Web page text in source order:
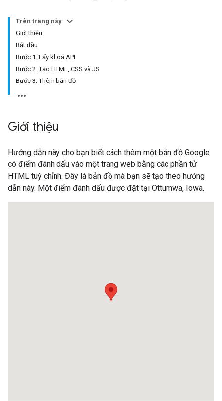
Trên trang này
Giới thiệu
Bắt đầu
Bước 1: Lấy khoá API
Bước 2: Tạo HTML, CSS và JS
Bước 3: Thêm bản đồ
Giới thiệu
Hướng dẫn này cho bạn biết cách thêm một bản đồ Google
có điểm đánh dấu vào một trang web bằng các phần tử
HTML tuỳ chỉnh. Đây là bản đồ mà bạn sẽ tạo theo hướng
dẫn này. Một điểm đánh dấu được đặt tại Ottumwa, Iowa.